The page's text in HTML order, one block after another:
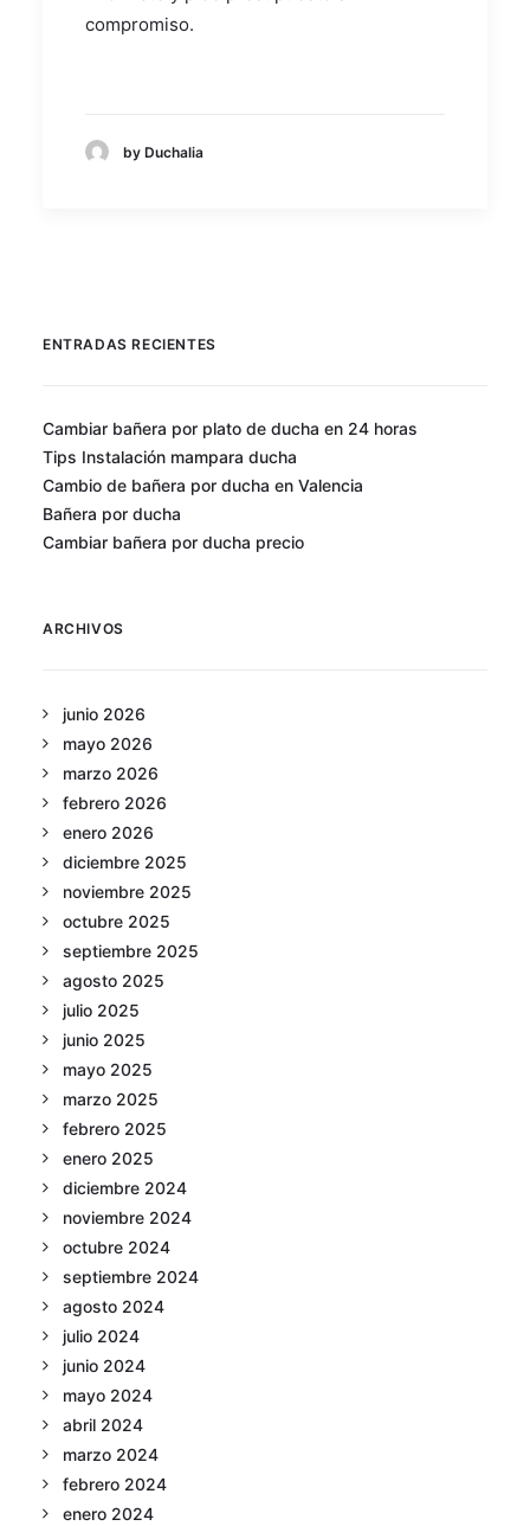
compromiso.
by Duchalia
ENTRADAS RECIENTES
Cambiar bañera por plato de ducha en 24 horas
Tips Instalación mampara ducha
Cambio de bañera por ducha en Valencia
Bañera por ducha
Cambiar bañera por ducha precio
ARCHIVOS
junio 2026
mayo 2026
marzo 2026
febrero 2026
enero 2026
diciembre 2025
noviembre 2025
octubre 2025
septiembre 2025
agosto 2025
julio 2025
junio 2025
mayo 2025
marzo 2025
febrero 2025
enero 2025
diciembre 2024
noviembre 2024
octubre 2024
septiembre 2024
agosto 2024
julio 2024
junio 2024
mayo 2024
abril 2024
marzo 2024
febrero 2024
enero 2024